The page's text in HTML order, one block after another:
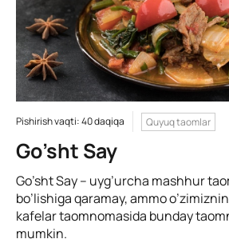
Pishirish vaqti: 40 daqiqa Quyuq taomlar
Go’sht Say
Go’sht Say – uyg’urcha mashhur
bo’lishiga qaramay, ammo
kafelar taomnomasida bunday
mumkin.